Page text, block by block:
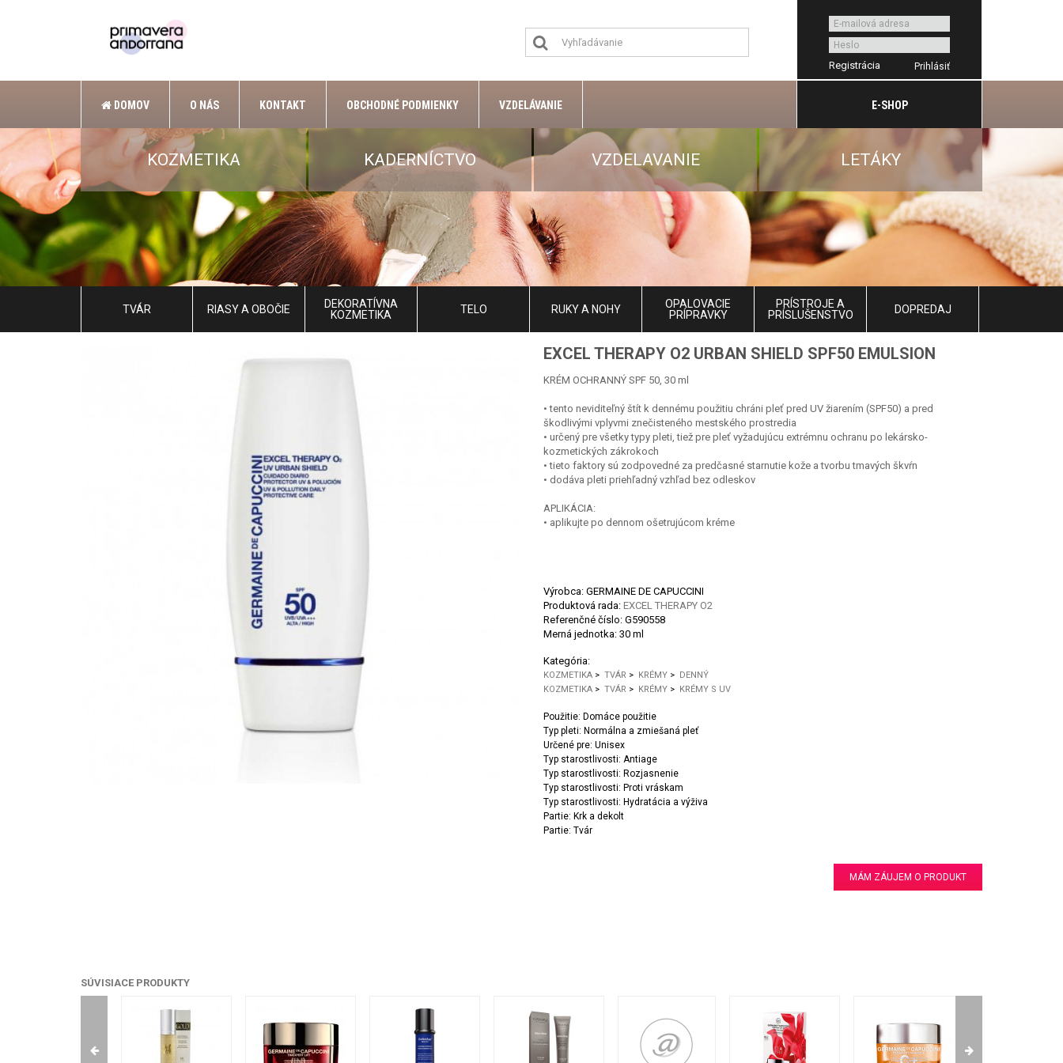
Registrácia
DOMOV O NÁS KONTAKT OBCHODNÉ PODMIENKY VZDELÁVANIE E-SHOP
KOZMETIKA KADERNÍCTVO VZDELAVANIE LETÁKY
TVÁR RIASY A OBOČIE
DEKORATÍVNA
KOZMETIKA
TELO RUKY A NOHY
OPALOVACIE
PRÍPRAVKY
PRÍSTROJE A
PRÍSLUŠENSTVO
DOPREDAJ
EXCEL THERAPY O2 URBAN SHIELD SPF50 EMULSION
KRÉM OCHRANNÝ SPF 50, 30 ml
• tento neviditeľný štít k dennému použitiu chráni pleť pred UV žiarením (SPF50) a pred
škodlivými vplyvmi znečisteného mestského prostredia
• určený pre všetky typy pleti, tiež pre pleť vyžadujúcu extrémnu ochranu po lekársko-
kozmetických zákrokoch
• tieto faktory sú zodpovedné za predčasné starnutie kože a tvorbu tmavých škvŕn
• dodáva pleti priehľadný vzhľad bez odleskov
APLIKÁCIA:
• aplikujte po dennom ošetrujúcom kréme
Výrobca: GERMAINE DE CAPUCCINI
Produktová rada: EXCEL THERAPY O2
Referenčné číslo: G590558
Merná jednotka: 30 ml
Kategória:
KOZMETIKA > TVÁR > KRÉMY > DENNÝ
KOZMETIKA > TVÁR > KRÉMY > KRÉMY S UV
Použitie: Domáce použitie
Typ pleti: Normálna a zmiešaná pleť
Určené pre: Unisex
Typ starostlivosti: Antiage
Typ starostlivosti: Rozjasnenie
Typ starostlivosti: Proti vráskam
Typ starostlivosti: Hydratácia a výživa
Partie: Krk a dekolt
Partie: Tvár
MÁM ZÁUJEM O PRODUKT
SÚVISIACE PRODUKTY